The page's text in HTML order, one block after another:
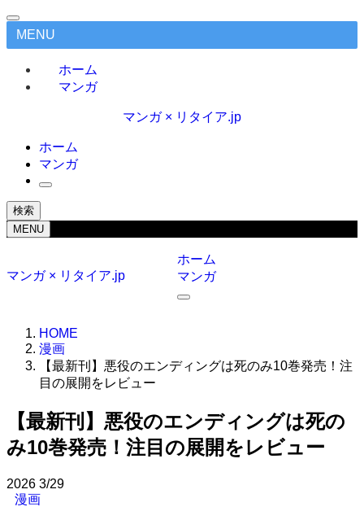
MENU
ホーム
マンガ
マンガ × リタイア.jp
ホーム
マンガ
検索
MENU
マンガ × リタイア.jp
ホーム
マンガ
HOME
漫画
【最新刊】悪役のエンディングは死のみ10巻発売！注
目の展開をレビュー
【最新刊】悪役のエンディングは死の
み10巻発売！注目の展開をレビュー
2026 3/29
漫画